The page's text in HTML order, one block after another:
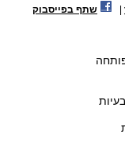
שתף בפייסבוק